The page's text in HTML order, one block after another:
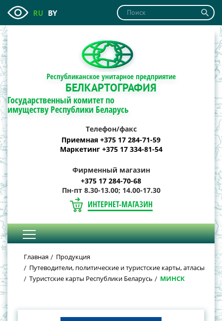
RU BY
Республиканское унитарное предприятие
БЕЛКАРТОГРАФИЯ
Государственный комитет по
имуществу Республики Беларусь
Телефон/факс
Приемная +375 17 284-71-59
Маркетинг +375 17 334-81-54
Фирменный магазин
+375 17 284-70-68
Пн-пт 8.30-13.00; 14.00-17.30
ИНТЕРНЕТ-МАГАЗИН
Главная
Продукция
Путеводители, политические и туристские карты, атласы
Туристские карты Республики Беларусь
МИНСК